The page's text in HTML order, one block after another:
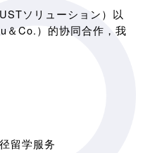
ソリューション）以
＆Co.）的协同合作，我
留学服务